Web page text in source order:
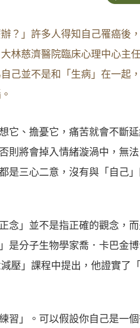
？」許多人得知自己罹癌後
林慈濟醫院臨床心理中心主
己並不是和「生病」在一起
它、擔憂它，痛苦就會不斷
則將會掉入情緒漩渦中，無法
是三心二意，沒有與「自己」
念」並不是指正確的觀念，
是分子生物學家喬．卡巴金
壓」課程中提出，他證實了「
習」。可以假設你自己是一